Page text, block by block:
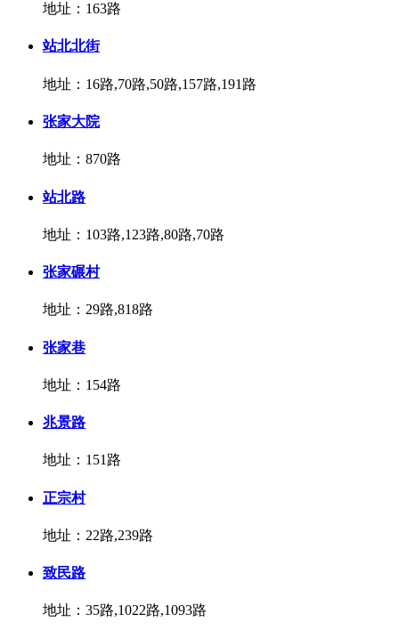
地址：163路
站北北街
地址：16路,70路,50路,157路,191路
张家大院
地址：870路
站北路
地址：103路,123路,80路,70路
张家碾村
地址：29路,818路
张家巷
地址：154路
兆景路
地址：151路
正宗村
地址：22路,239路
致民路
地址：35路,1022路,1093路